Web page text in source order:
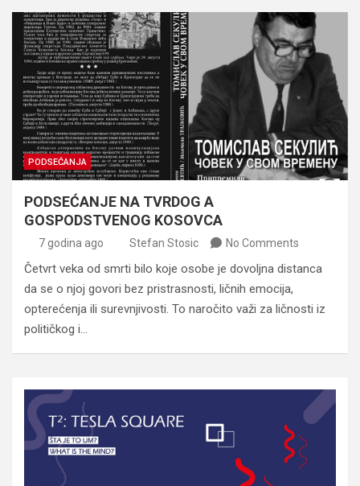
PODSEĆANJA
PODSEĆANJE NA TVRDOG A
GOSPODSTVENOG KOSOVCA
7 godina ago Stefan Stosic No Comments
Četvrt veka od smrti bilo koje osobe je dovoljna distanca
da se o njoj govori bez pristrasnosti, ličnih emocija,
opterećenja ili surevnjivosti. To naročito važi za ličnosti iz
političkog i…